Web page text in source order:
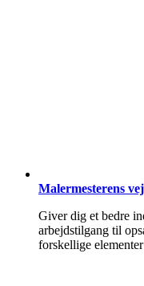
Malermesterens
Giver dig et bedre
arbejdstilgang til
forskellige